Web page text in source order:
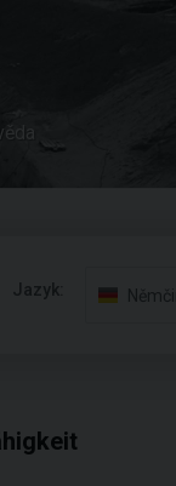
Jazyk: